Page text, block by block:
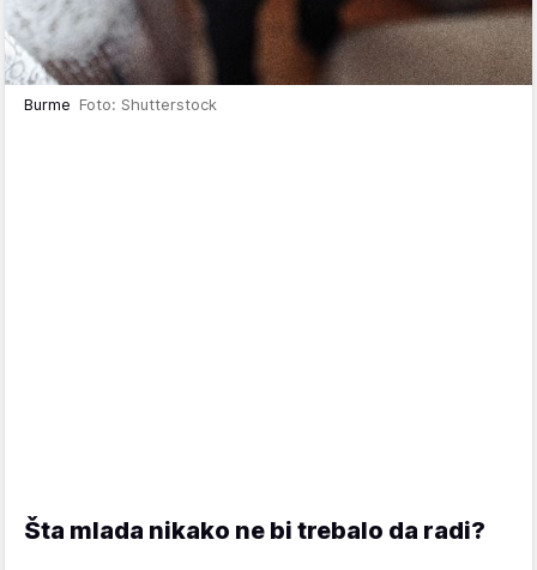
Burme Foto: Shutterstock
Šta mlada nikako ne bi trebalo da radi?